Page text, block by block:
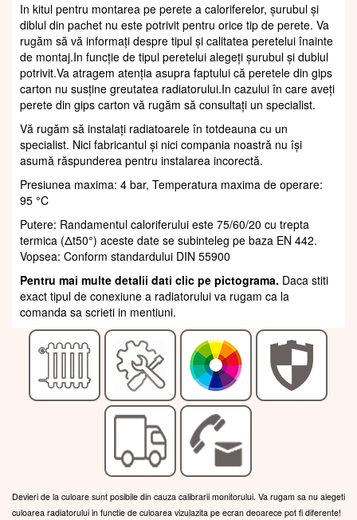
In kitul pentru montarea pe perete a caloriferelor, șurubul și
diblul din pachet nu este potrivit pentru orice tip de perete. Va
rugăm să vă informați despre tipul și calitatea peretelui înainte
de montaj.In funcție de tipul peretelui alegeți șurubul și dublul
potrivit.Va atragem atenția asupra faptului că peretele din gips
carton nu susține greutatea radiatorului.In cazului în care aveți
perete din gips carton vă rugăm să consultați un specialist.
Vă rugăm să instalați radiatoarele în totdeauna cu un
specialist. Nici fabricantul și nici compania noastră nu își
asumă răspunderea pentru instalarea incorectă.
Presiunea maxima: 4 bar, Temperatura maxima de operare:
95 °C
Putere: Randamentul caloriferului este 75/60/20 cu trepta
termica (Δt50°) aceste date se subinteleg pe baza EN 442.
Vopsea: Conform standardului DIN 55900
Pentru mai multe detalii dati clic pe pictograma. Daca stiti
exact tipul de conexiune a radiatorului va rugam ca la
comanda sa scrieti in mentiuni.
Devieri de la culoare sunt posibile din cauza calibrarii monitorului. Va rugam sa nu alegeti
culoarea radiatorului in functie de culoarea vizulazita pe ecran deoarece pot fi diferente!